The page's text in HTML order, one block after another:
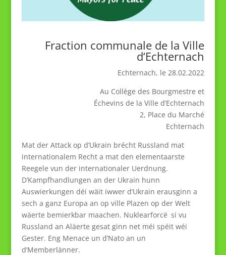
Fraction communale de la Ville
d‘Echternach
Echternach, le 28.02.2022
Au Collège des Bourgmestre et
Échevins de la Ville d’Echternach
2, Place du Marché
Echternach
Mat der Attack op d’Ukrain brécht Russland mat
internationalem Recht a mat den elementaarste
Reegele vun der internationaler Uerdnung.
D’Kampfhandlungen an der Ukrain hunn
Auswierkungen déi wäit iwwer d’Ukrain erausginn a
sech a ganz Europa an op ville Plazen op der Welt
wäerte bemierkbar maachen. Nuklearforcë si vu
Russland an Aläerte gesat ginn net méi spéit wéi
Gester. Eng Menace un d’Nato an un
d’Memberlänner.